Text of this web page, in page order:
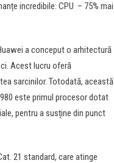
incredibile: CPU – 75% mai
a conceput o arhitectură
Acest lucru oferă
sarcinilor. Totodată, această
este primul procesor dotat
pentru a susține din punct
21 standard, care atinge